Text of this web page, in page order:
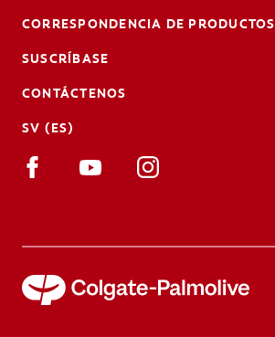
CORRESPONDENCIA DE PRODUCTOS
SUSCRÍBASE
CONTÁCTENOS
SV (ES)